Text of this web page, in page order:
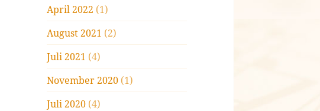
April 2022 (1)
August 2021 (2)
Juli 2021 (4)
November 2020 (1)
Juli 2020 (4)